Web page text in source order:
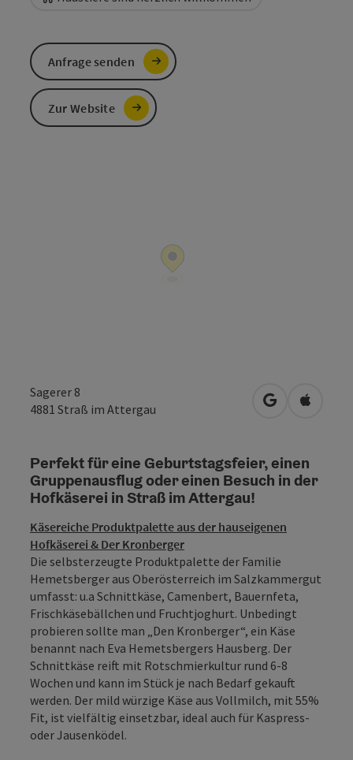
Sagerer 8
4881 Straß im Attergau in Google
in
Perfekt für eine Geburtstagsfeier, einen
Gruppenausflug oder einen Besuch in der
Hofkäserei in Straß im Attergau!
Käsereiche Produktpalette aus der hauseigenen
Hofkäserei & Der Kronberger
Die selbsterzeugte Produktpalette der Familie
Hemetsberger aus Oberösterreich im Salzkammergut
umfasst: u.a Schnittkäse, Camenbert, Bauernfeta,
Frischkäsebällchen und Fruchtjoghurt. Unbedingt
probieren sollte man „Den Kronberger“, ein Käse
benannt nach Eva Hemetsbergers Hausberg. Der
Schnittkäse reift mit Rotschmierkultur rund 6-8
Wochen und kann im Stück je nach Bedarf gekauft
werden. Der mild würzige Käse aus Vollmilch, mit 55%
Fit, ist vielfältig einsetzbar, ideal auch für Kaspress-
oder Jausenködel.
Anfrage senden
Zur Website